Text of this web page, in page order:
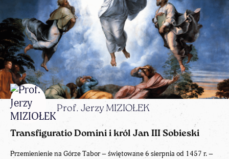
Prof. Jerzy MIZIOŁEK
Transfiguratio Domini i król Jan III Sobieski
Przemienienie na Górze Tabor – świętowane 6 sierpnia od 1457 r. –